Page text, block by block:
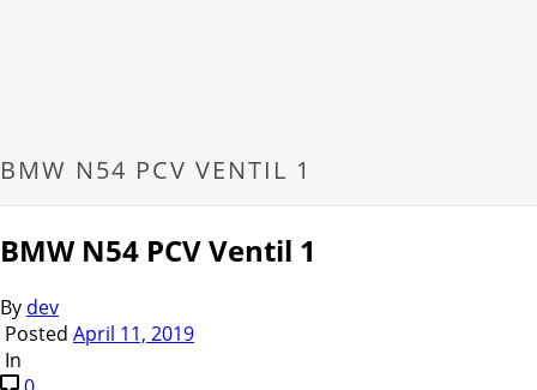
BMW N54 PCV VENTIL 1
BMW N54 PCV Ventil 1
By dev
Posted April 11, 2019
In